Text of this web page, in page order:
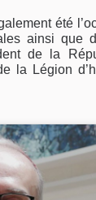
été
ainsi que
de la
la Légion